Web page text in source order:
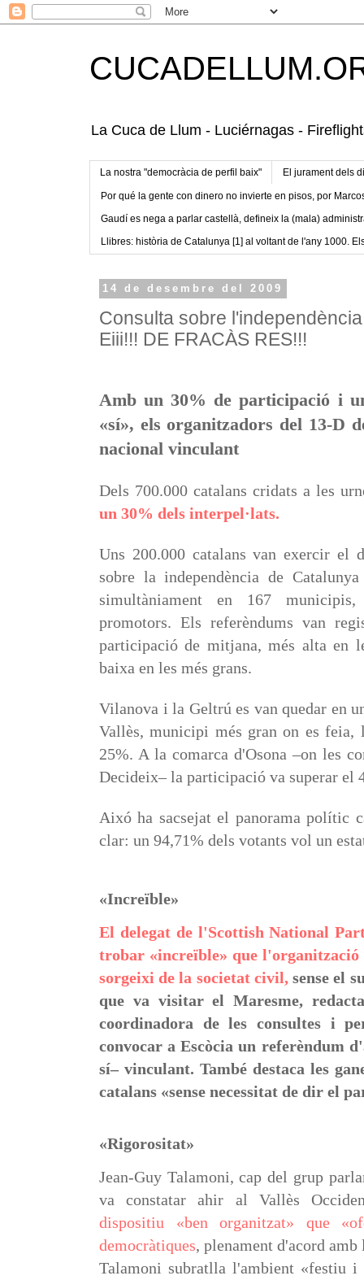
La Cuca de Llum - Luciérnagas -
La nostra "democràcia de perfil baix" El jurament dels
Por qué la gente con dinero no invierte en pisos, por
Gaudí es nega a parlar castellà, defineix la (mala)
Llibres: història de Catalunya [1] al voltant de l'any 1000.
14 de desembre del 2009
Consulta sobre
Eiii!!! DE FRACÀS RES!!!
Amb un 30% de participació i
«sí», els organitzadors del 13-D
nacional vinculant
Dels 700.000 catalans cridats a les
un 30% dels interpel·lats.
Uns 200.000 catalans van exercir el
sobre la independència de
simultàniament en 167
promotors. Els referèndums van
participació de mitjana, més alta en
baixa en les més grans.
Vilanova i la Geltrú es van quedar en
Vallès, municipi més gran on es
25%. A la comarca d'Osona –on les
Decideix– la participació va superar el
Aixó ha sacsejat el panorama polític
clar: un 94,71% dels votants vol un
«Increïble»
El delegat de l'Scottish National
trobar «increïble» que
sorgeixi de la societat civil,sense el
que va visitar el Maresme,
coordinadora de les consultes i
convocar a Escòcia un referèndum
sí– vinculant. També destaca les
catalans «sense necessitat de dir el
«Rigorositat»
Jean-Guy Talamoni, cap del grup
va constatar ahir al Vallès
dispositiu «ben organitzat» que
democràtiques, plenament d'acord
Talamoni subratlla l'ambient «festiu